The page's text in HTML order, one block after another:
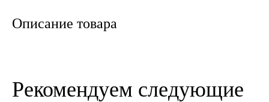
Оригинальные масла
Описание товара
Рекомендуем следующие